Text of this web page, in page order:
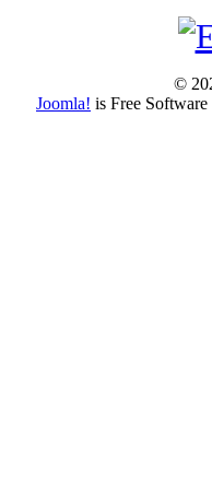
©
Joomla! is Free